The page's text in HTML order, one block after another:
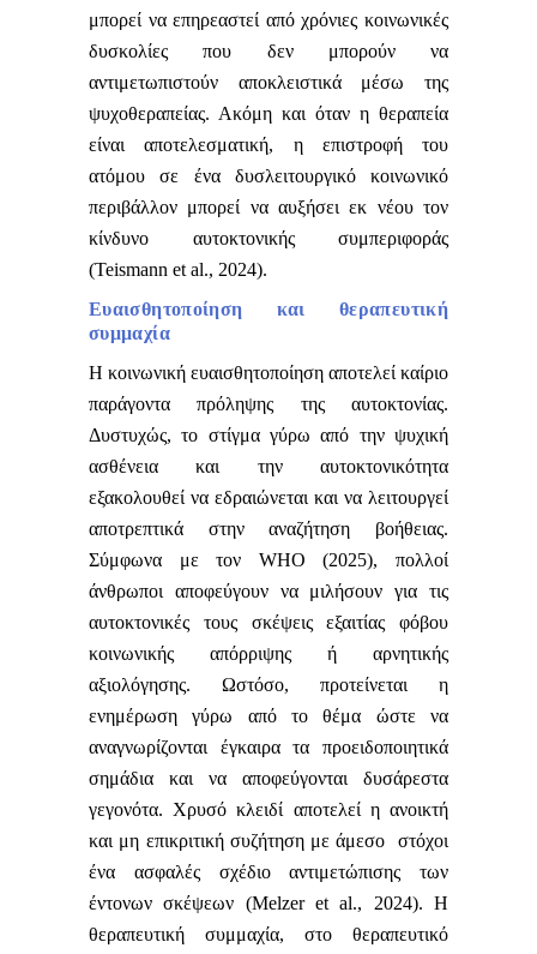
μπορεί να επηρεαστεί από χρόνιες κοινωνικές
δυσκολίες που δεν μπορούν να
αντιμετωπιστούν αποκλειστικά μέσω της
ψυχοθεραπείας. Ακόμη και όταν η θεραπεία
είναι αποτελεσματική, η επιστροφή του
ατόμου σε ένα δυσλειτουργικό κοινωνικό
περιβάλλον μπορεί να αυξήσει εκ νέου τον
κίνδυνο αυτοκτονικής συμπεριφοράς
(Teismann et al., 2024).
Ευαισθητοποίηση και θεραπευτική
συμμαχία
Η κοινωνική ευαισθητοποίηση αποτελεί καίριο
παράγοντα πρόληψης της αυτοκτονίας.
Δυστυχώς, το στίγμα γύρω από την ψυχική
ασθένεια και την αυτοκτονικότητα
εξακολουθεί να εδραιώνεται και να λειτουργεί
αποτρεπτικά στην αναζήτηση βοήθειας.
Σύμφωνα με τον WHO (2025), πολλοί
άνθρωποι αποφεύγουν να μιλήσουν για τις
αυτοκτονικές τους σκέψεις εξαιτίας φόβου
κοινωνικής απόρριψης ή αρνητικής
αξιολόγησης. Ωστόσο, προτείνεται η
ενημέρωση γύρω από το θέμα ώστε να
αναγνωρίζονται έγκαιρα τα προειδοποιητικά
σημάδια και να αποφεύγονται δυσάρεστα
γεγονότα. Χρυσό κλειδί αποτελεί η ανοικτή
και μη επικριτική συζήτηση με άμεσο στόχοι
ένα ασφαλές σχέδιο αντιμετώπισης των
έντονων σκέψεων (Melzer et al., 2024). Η
θεραπευτική συμμαχία, στο θεραπευτικό